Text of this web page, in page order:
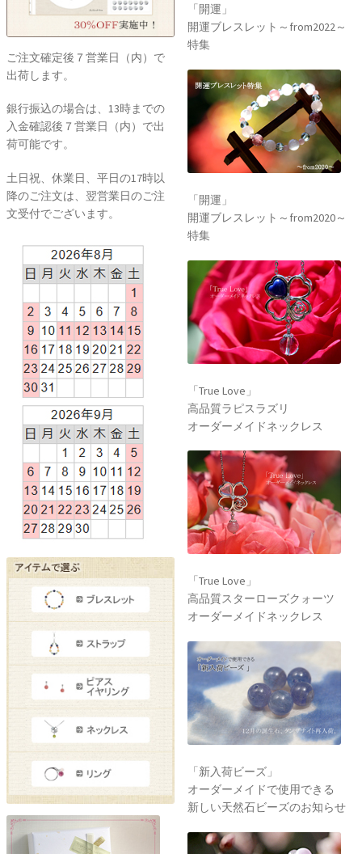
ご注文確定後７営業日（内）で
出荷します。
銀行振込の場合は、13時までの
入金確認後７営業日（内）で出
荷可能です。
土日祝、休業日、平日の17時以
降のご注文は、翌営業日のご注
文受付でございます。
「開運」
開運ブレスレット～from2022～
特集
「開運」
開運ブレスレット～from2020～
特集
「True Love」
高品質ラピスラズリ
オーダーメイドネックレス
「True Love」
高品質スターローズクォーツ
オーダーメイドネックレス
「新入荷ビーズ」
オーダーメイドで使用できる
新しい天然石ビーズのお知らせ